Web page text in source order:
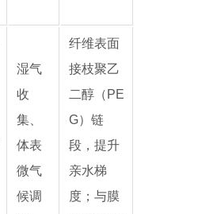
湿气
收
集、
体表
微气
候调
纤维表面
接枝聚乙
二醇（PE
G）链
段，提升
亲水梯
度；与膜